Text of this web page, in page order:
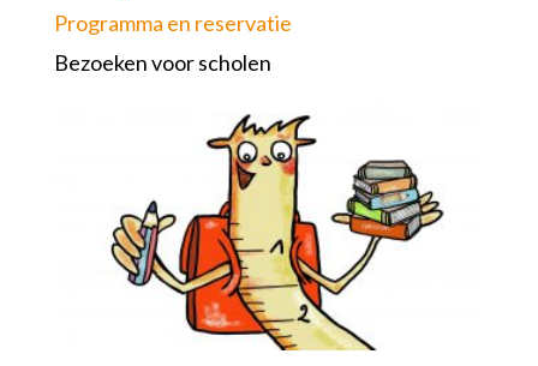
Programma en reservatie
Bezoeken voor scholen